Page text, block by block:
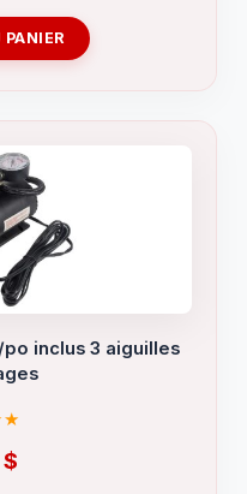
inclus 3 aiguilles
$